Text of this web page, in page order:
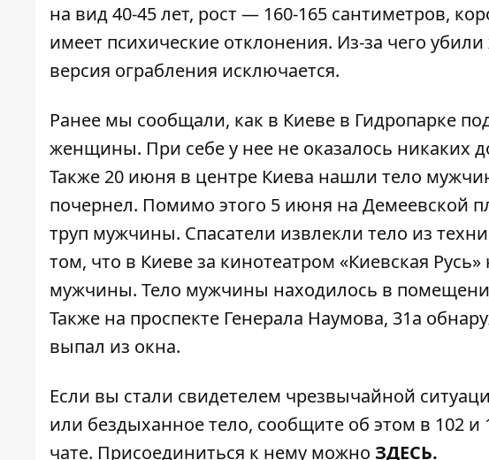
на вид 40-45 лет, рост — 160-165 сантиметров,
имеет психические отклонения. Из-за чего
версия ограбления исключается.
Ранее мы сообщали, как в Киеве в Гидропарке
женщины. При себе у нее не оказалось никаких
Также 20 июня в центре Киева нашли тело
почернел. Помимо этого 5 июня на Демеевской
труп мужчины. Спасатели извлекли тело из
том, что в Киеве за кинотеатром «Киевская
мужчины. Тело мужчины находилось в
Также на проспекте Генерала Наумова, 31а
выпал из окна.
Если вы стали свидетелем чрезвычайной
или бездыханное тело, сообщите об этом в 102
чате. Присоединиться к нему можно ЗДЕСЬ.